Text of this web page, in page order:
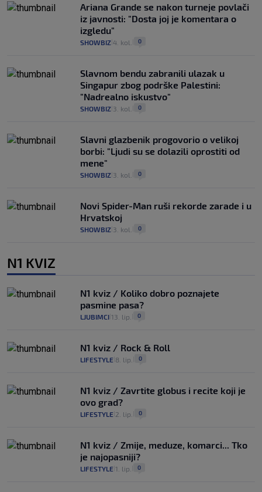
Ariana Grande se nakon turneje povlači
iz javnosti: "Dosta joj je komentara o
izgledu"
SHOWBIZ 4. kol. 0
Slavnom bendu zabranili ulazak u
Singapur zbog podrške Palestini:
"Nadrealno iskustvo"
SHOWBIZ 3. kol. 0
Slavni glazbenik progovorio o velikoj
borbi: "Ljudi su se dolazili oprostiti od
mene"
SHOWBIZ 3. kol. 0
Novi Spider-Man ruši rekorde zarade i u
Hrvatskoj
SHOWBIZ 3. kol. 0
N1 KVIZ
N1 kviz / Koliko dobro poznajete
pasmine pasa?
LJUBIMCI 13. lip. 0
N1 kviz / Rock & Roll
LIFESTYLE 8. lip. 0
N1 kviz / Zavrtite globus i recite koji je
ovo grad?
LIFESTYLE 2. lip. 0
N1 kviz / Zmije, meduze, komarci... Tko
je najopasniji?
LIFESTYLE 1. lip. 0